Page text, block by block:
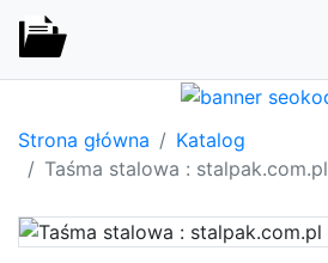
Strona główna
Katalog
Taśma stalowa : stalpak.com.pl